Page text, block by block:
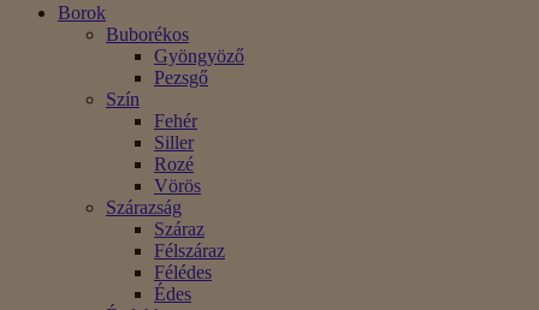
Borok
Buborékos
Gyöngyöző
Pezsgő
Szín
Fehér
Siller
Rozé
Vörös
Szárazság
Száraz
Félszáraz
Félédes
Édes